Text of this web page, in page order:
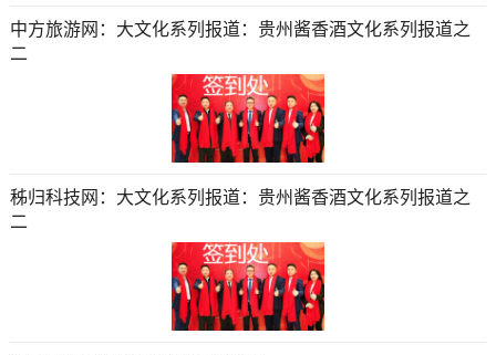
中方旅游网：大文化系列报道：贵州酱香酒文化系列报道之
二
秭归科技网：大文化系列报道：贵州酱香酒文化系列报道之
二